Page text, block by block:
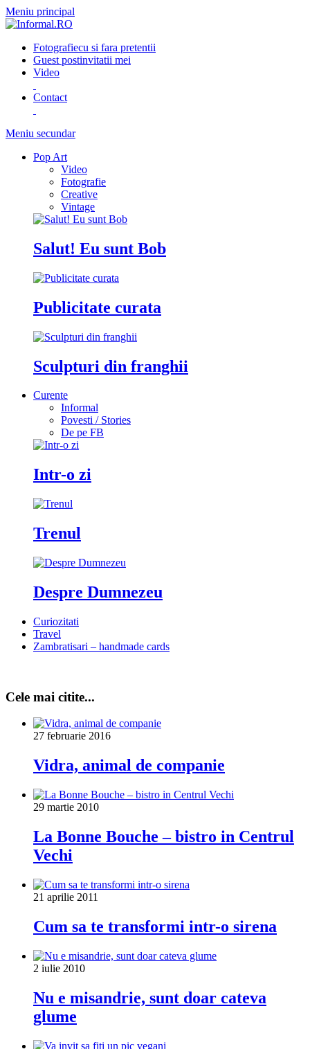
Meniu principal
Fotografiecu si fara pretentii
Guest postinvitatii mei
Video
Contact
Meniu secundar
Pop Art
Video
Fotografie
Creative
Vintage
Salut! Eu sunt Bob
Publicitate curata
Sculpturi din franghii
Curente
Informal
Povesti / Stories
De pe FB
Intr-o zi
Trenul
Despre Dumnezeu
Curiozitati
Travel
Zambratisari – handmade cards
Cele mai citite...
27 februarie 2016
Vidra, animal de companie
29 martie 2010
La Bonne Bouche – bistro in Centrul
Vechi
21 aprilie 2011
Cum sa te transformi intr-o sirena
2 iulie 2010
Nu e misandrie, sunt doar cateva
glume